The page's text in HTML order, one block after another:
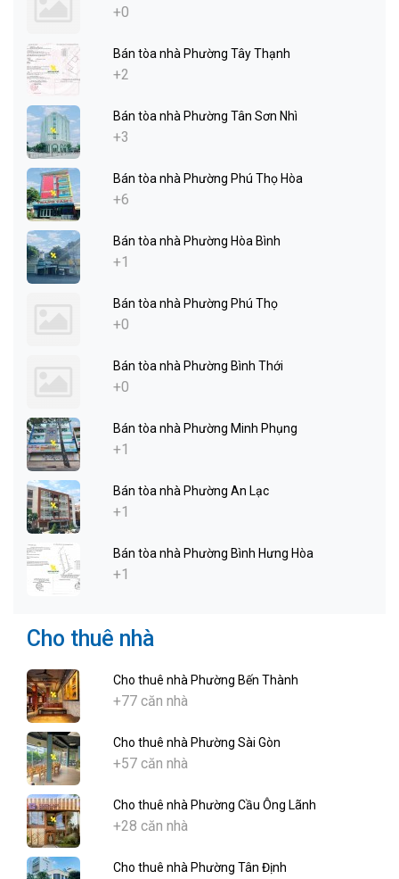
+0
Bán tòa nhà Phường Tây Thạnh
+2
Bán tòa nhà Phường Tân Sơn Nhì
+3
Bán tòa nhà Phường Phú Thọ Hòa
+6
Bán tòa nhà Phường Hòa Bình
+1
Bán tòa nhà Phường Phú Thọ
+0
Bán tòa nhà Phường Bình Thới
+0
Bán tòa nhà Phường Minh Phụng
+1
Bán tòa nhà Phường An Lạc
+1
Bán tòa nhà Phường Bình Hưng Hòa
+1
Cho thuê nhà
Cho thuê nhà Phường Bến Thành
+77 căn nhà
Cho thuê nhà Phường Sài Gòn
+57 căn nhà
Cho thuê nhà Phường Cầu Ông Lãnh
+28 căn nhà
Cho thuê nhà Phường Tân Định